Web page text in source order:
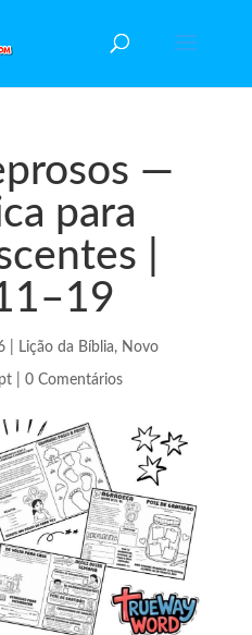
—
para
|
| Lição da Bíblia, Novo
| 0 Comentários